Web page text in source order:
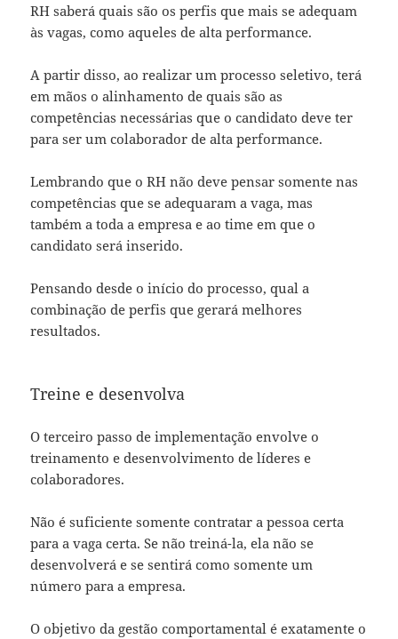
RH saberá quais são os perfis que mais se adequam
às vagas, como aqueles de alta performance.
A partir disso, ao realizar um processo seletivo, terá
em mãos o alinhamento de quais são as
competências necessárias que o candidato deve ter
para ser um colaborador de alta performance.
Lembrando que o RH não deve pensar somente nas
competências que se adequaram a vaga, mas
também a toda a empresa e ao time em que o
candidato será inserido.
Pensando desde o início do processo, qual a
combinação de perfis que gerará melhores
resultados.
Treine e desenvolva
O terceiro passo de implementação envolve o
treinamento e desenvolvimento de líderes e
colaboradores.
Não é suficiente somente contratar a pessoa certa
para a vaga certa. Se não treiná-la, ela não se
desenvolverá e se sentirá como somente um
número para a empresa.
O objetivo da gestão comportamental é exatamente o